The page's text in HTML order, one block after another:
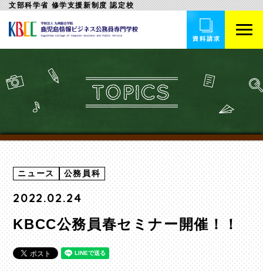
文部科学省 修学支援新制度 認定校
ニュース 公務員科
2022.02.24
KBCC公務員春セミナー開催！！